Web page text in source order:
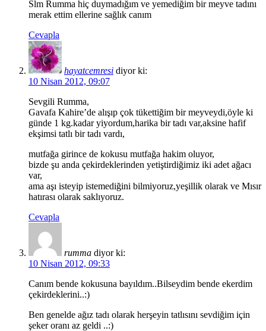
Slm Rumma hiç duymadığım ve yemediğim bir meyve tadını
merak ettim ellerine sağlık canım
Cevapla
hayatcemresi diyor ki:
10 Nisan 2012, 09:07
Sevgili Rumma,
Gavafa Kahire’de alışıp çok tükettiğim bir meyveydi,öyle ki
günde 1 kg.kadar yiyordum,harika bir tadı var,aksine hafif
ekşimsi tatlı bir tadı vardı,
mutfağa girince de kokusu mutfağa hakim oluyor,
bizde şu anda çekirdeklerinden yetiştirdiğimiz iki adet ağacı
var,
ama aşı isteyip istemediğini bilmiyoruz,yeşillik olarak ve Mısır
hatırası olarak saklıyoruz.
Cevapla
rumma diyor ki:
10 Nisan 2012, 09:33
Canım bende kokusuna bayıldım..Bilseydim bende ekerdim
çekirdeklerini..:)
Ben genelde ağız tadı olarak herşeyin tatlısını sevdiğim için
şeker oranı az geldi ..:)